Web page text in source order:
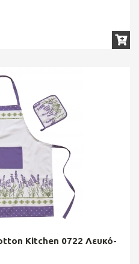
Kitchen 0722 Λευκό-